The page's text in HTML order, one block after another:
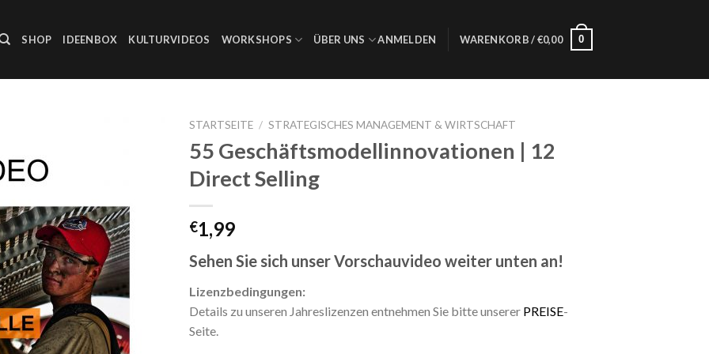
SHOP IDEENBOX KULTURVIDEOS WORKSHOPS ÜBER UNS ANMELDEN WARENKORB /€0,00 0
STARTSEITE / STRATEGISCHES MANAGEMENT & WIRTSCHAFT
55 Geschäftsmodellinnovationen | 12
Direct Selling
€1,99
Sehen Sie sich unser Vorschauvideo weiter unten an!
Lizenzbedingungen:
Details zu unseren Jahreslizenzen entnehmen Sie bitte unserer PREISE-
Seite.